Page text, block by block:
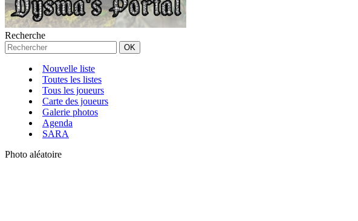
Recherche
Nouvelle liste
Toutes les listes
Tous les joueurs
Carte des joueurs
Galerie photos
Agenda
SARA
Photo aléatoire